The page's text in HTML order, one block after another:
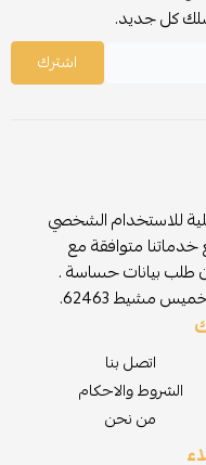
كل جديد.
اشترك
للاستخدام الشخصي
متوافقة مع
طلب بيانات حساسة .
مشيط 62463.
اتصل بنا
الشروط والاحكام
من نحن